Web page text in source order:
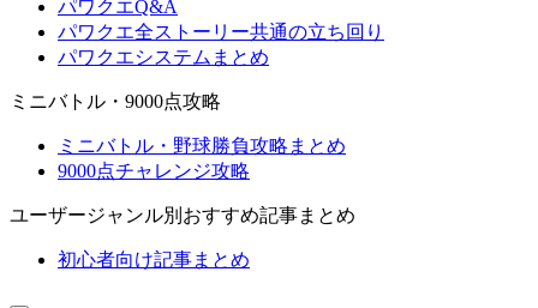
パワクエQ&A
パワクエ全ストーリー共通の立ち回り
パワクエシステムまとめ
ミニバトル・9000点攻略
ミニバトル・野球勝負攻略まとめ
9000点チャレンジ攻略
ユーザージャンル別おすすめ記事まとめ
初心者向け記事まとめ